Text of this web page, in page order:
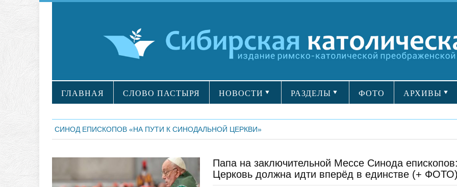
ГЛАВНАЯ СЛОВО ПАСТЫРЯ НОВОСТИ РАЗДЕЛЫ ФОТО АРХИВЫ
СИНОД ЕПИСКОПОВ «НА ПУТИ К СИНОДАЛЬНОЙ ЦЕРКВИ»
ГЛАВНАЯ
Папа на заключительной Мессе Синода
Церковь должна идти вперёд в единстве (+